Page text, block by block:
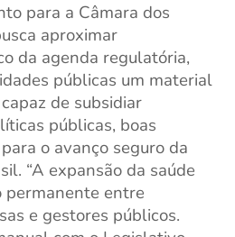
para a Câmara dos
aproximar
da agenda regulatória,
públicas um material
de subsidiar
públicas, boas
o avanço seguro da
“A expansão da saúde
entre
e gestores públicos.